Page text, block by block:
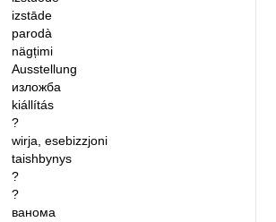
izstāde
parodà
nägțimi
Ausstellung
изложба
kiállítás
?
wirja, esebizzjoni
taishbynys
?
?
ванома